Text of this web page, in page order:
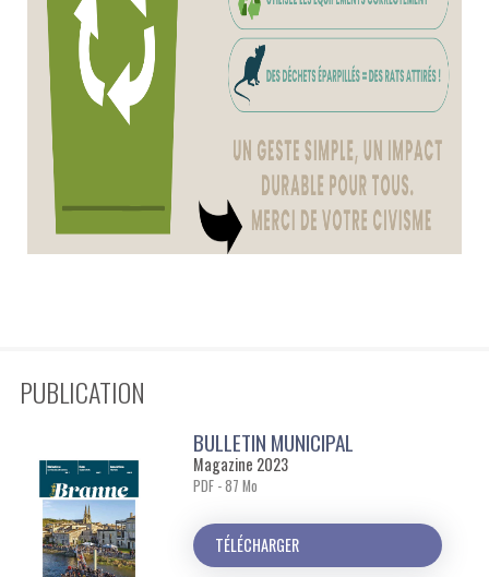
PUBLICATION
BULLETIN MUNICIPAL
Magazine 2023
PDF - 87 Mo
TÉLÉCHARGER